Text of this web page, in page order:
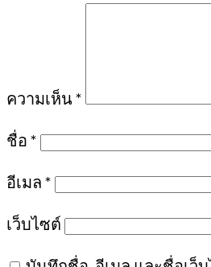
ความเห็น*
ชื่อ *
อีเมล *
เว็บไซต์